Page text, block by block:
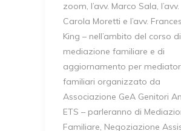
zoom, l’avv. Marco Sala, l’avv.
Carola Moretti e l’avv.
King – nell’ambito del corso di
mediazione familiare e di
aggiornamento per
familiari organizzato da
Associazione GeA Genitori
ETS – parleranno di
Familiare, Negoziazione